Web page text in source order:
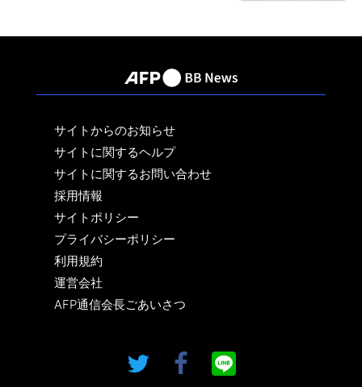
サイトからのお知らせ
サイトに関するヘルプ
サイトに関するお問い合わせ
採用情報
サイトポリシー
プライバシーポリシー
利用規約
運営会社
AFP通信会長ごあいさつ